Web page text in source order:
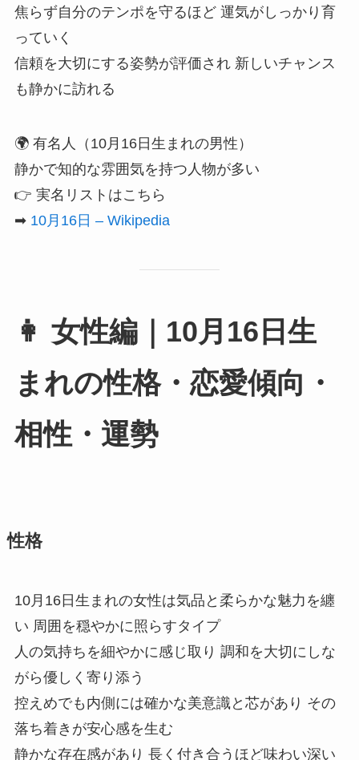
焦らず自分のテンポを守るほど 運気がしっかり育
っていく
信頼を大切にする姿勢が評価され 新しいチャンス
も静かに訪れる
🌍 有名人（10月16日生まれの男性）
静かで知的な雰囲気を持つ人物が多い
👉 実名リストはこちら
➡ 10月16日 – Wikipedia
👩 女性編｜10月16日生
まれの性格・恋愛傾向・
相性・運勢
性格
10月16日生まれの女性は気品と柔らかな魅力を纏
い 周囲を穏やかに照らすタイプ
人の気持ちを細やかに感じ取り 調和を大切にしな
がら優しく寄り添う
控えめでも内側には確かな美意識と芯があり その
落ち着きが安心感を生む
静かな存在感があり 長く付き合うほど味わい深い